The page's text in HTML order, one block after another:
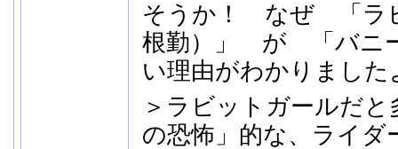
そうか！ なぜ 「ラ
根勤）」 が 「バニ
い理由がわかりまし
＞ラビットガールだ
の恐怖」的な、ライダ